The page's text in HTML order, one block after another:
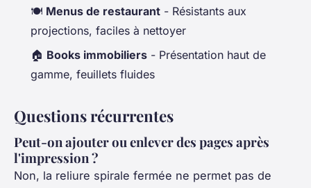
🍽️ Menus de restaurant - Résistants aux
projections, faciles à nettoyer
🏠 Books immobiliers - Présentation haut de
gamme, feuillets fluides
Questions récurrentes
Peut-on ajouter ou enlever des pages après
l'impression ?
Non, la reliure spirale fermée ne permet pas de